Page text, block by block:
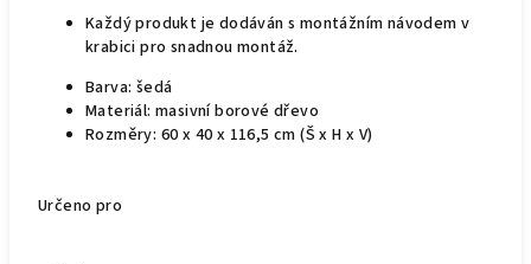
Každý produkt je dodáván s montážním návodem v
krabici pro snadnou montáž.
Barva: šedá
Materiál: masivní borové dřevo
Rozměry: 60 x 40 x 116,5 cm (Š x H x V)
Určeno pro